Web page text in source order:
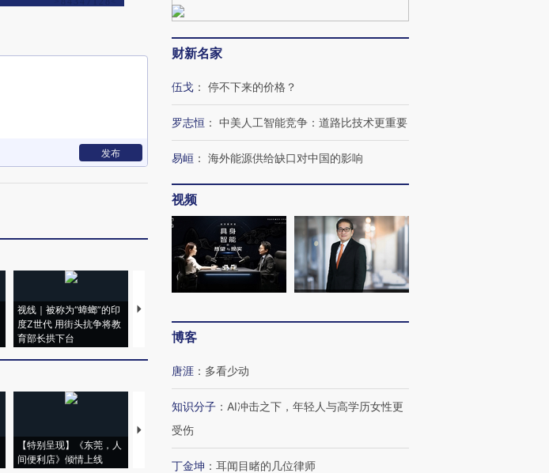
发布
视线｜被称为“蟑螂”的印
度Z世代 用街头抗争将教
育部长拱下台
视线｜“入侵”还是“人道危
机”？难民潮撕裂西班牙
飞地休达
128毫米 紧急转移近
雨 3小时累计雨量超80毫
【特别呈现】《东莞，人
间便利店》倾情上线
【推广】走进第四届链博
会，让数智科技“链”接产
【特别呈现】寻找100种
有意思的生活方式·第三对
CFO：不靠规模取胜，华
财新名家
伍戈 ： 停不下来的价格？
罗志恒 ： 中美人工智能竞争：道路比技术更重要
易峘 ： 海外能源供给缺口对中国的影响
视频
博客
唐涯 ： 多看少动
知识分子 ： AI冲击之下，年轻人与高学历女性更
受伤
丁金坤 ： 耳闻目睹的几位律师